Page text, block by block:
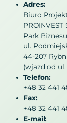
Adres:
Biuro
PROINVEST
Park
ul.
44-207
(wjazd od
Telefon:
+48 32 441
Fax:
+48 32 441
E-mail: